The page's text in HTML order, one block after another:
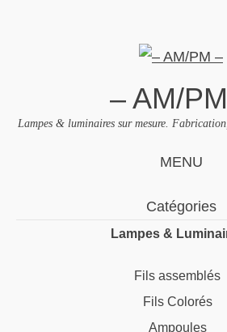
– AM/
Lampes & luminaires sur mesure.
MENU
Catégories
Lampes &
Fils assemblés
Fils Colorés
Ampoules